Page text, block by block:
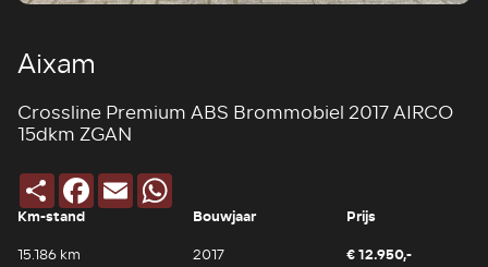
Aixam
Crossline Premium ABS Brommobiel 2017 AIRCO
15dkm ZGAN
Deel Facebook
Email
Km-stand
15.186 km
Bouwjaar
2017
Prijs
€ 12.950,-